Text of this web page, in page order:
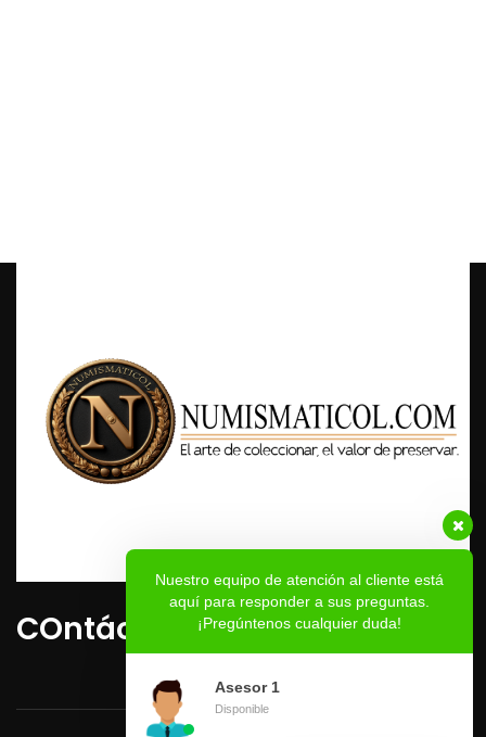
COntáctenos
Nuestro equipo de atención al cliente está
aquí para responder a sus preguntas.
¡Pregúntenos cualquier duda!
Asesor 1
Disponible